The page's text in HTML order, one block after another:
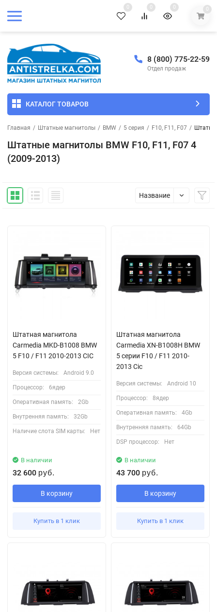
0 0 0 0
8 (800) 775-22-59
Отдел продаж
КАТАЛОГ ТОВАРОВ
Главная / Штатные магнитолы / BMW / 5 серия / F10, F11, F07 /
Штатные магнитолы BMW F10, F11, F07 4
(2009-2013)
Название
Штатная магнитола
Carmedia MKD-B1008 BMW
5 F10 / F11 2010-2013 CIC
Версия системы: Android 9.0
Процессор: 6ядер
Оперативная память: 2Gb
Внутренняя память: 32Gb
Наличие слота SIM карты: Нет
В наличии
32 600 руб.
В корзину
Купить в 1 клик
Штатная магнитола
Carmedia XN-B1008H BMW
5 серии F10 / F11 2010-
2013 Cic
Версия системы: Android 10
Процессор: 8ядер
Оперативная память: 4Gb
Внутренняя память: 64Gb
DSP процессор: Нет
В наличии
43 700 руб.
В корзину
Купить в 1 клик